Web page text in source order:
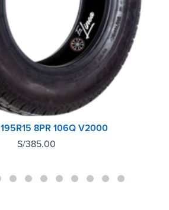
8PR 106Q V2000
S/385.00